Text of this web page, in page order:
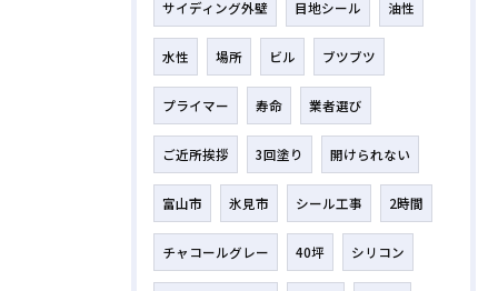
サイディング外壁 目地シール 油性
水性 場所 ビル ブツブツ
プライマー 寿命 業者選び
ご近所挨拶 3回塗り 開けられない
富山市 氷見市 シール工事 2時間
チャコールグレー 40坪 シリコン